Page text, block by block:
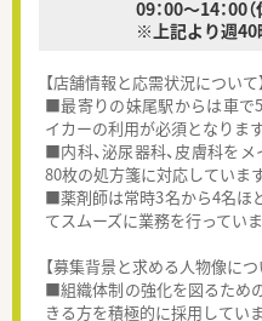
09：00～14：00
※上記より週40
【店舗情報と応需状況について
■最寄りの妹尾駅からは車で
イカーの利用が必須となります
■内科、泌尿器科、皮膚科を
80枚の処方箋に対応しています
■薬剤師は常時3名から4名ほ
てスムーズに業務を行っていま
【募集背景と求める人物像につ
■組織体制の強化を図るため
きる方を積極的に採用していま